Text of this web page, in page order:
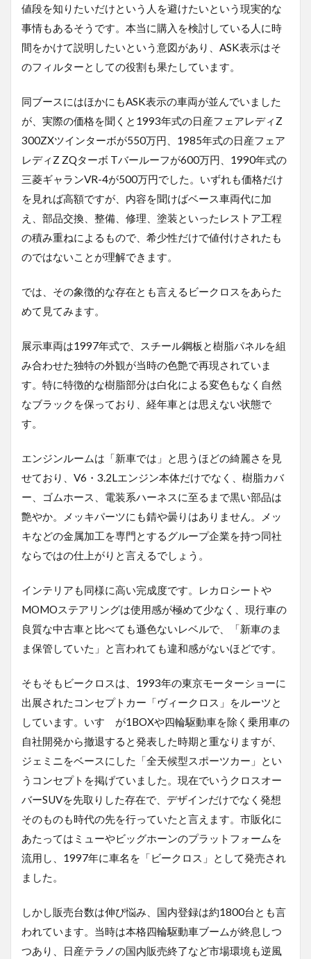
値段を知りたいだけという人を避けたいという現実的な
事情もあるそうです。本当に購入を検討している人に時
間をかけて説明したいという意図があり、 ASK表示はそ
のフィルターとしての役割も果たしています。
同ブースにはほかにもASK表示の車両が並んでいました
が、実際の価格を聞くと 1993年式の日産フェアレディ Z
300ZXツインターボが550万円、 1985年式の日産フェア
レディ Z ZQターボ Tバールーフが600万円、 1990年式の
三菱ギャランVR-4が500万円でした。いずれも価格だけ
を見れば高額ですが、内容を聞けばベース車両代に加
え、部品交換、整備、修理、塗装といったレストア工程
の積み重ねによるもので、希少性だけで値付けされたも
のではないことが理解できます。
では、その象徴的な存在とも言えるビークロスをあらた
めて見てみます。
展示車両は1997年式で、スチール鋼板と樹脂パネルを組
み合わせた独特の外観が当時の色艶で再現されていま
す。特に特徴的な樹脂部分は白化による変色もなく自然
なブラックを保っており、経年車とは思えない状態で
す。
エンジンルームは「新車では」と思うほどの綺麗さを見
せており、 V6 ・ 3.2Lエンジン本体だけでなく、樹脂カバ
ー、ゴムホース、電装系ハーネスに至るまで黒い部品は
艶やか。メッキパーツにも錆や曇りはありません。メッ
キなどの金属加工を専門とするグループ企業を持つ同社
ならではの仕上がりと言えるでしょう。
インテリアも同様に高い完成度です。レカロシートや
MOMOステアリングは使用感が極めて少なく、現行車の
良質な中古車と比べても遜色ないレベルで、「新車のま
ま保管していた」と言われても違和感がないほどです。
そもそもビークロスは、 1993年の東京モーターショーに
出展されたコンセプトカー「ヴィークロス」をルーツと
しています。いすゞが1BOXや四輪駆動車を除く乗用車の
自社開発から撤退すると発表した時期と重なりますが、
ジェミニをベースにした「全天候型スポーツカー」とい
うコンセプトを掲げていました。現在でいうクロスオー
バーSUVを先取りした存在で、デザインだけでなく発想
そのものも時代の先を行っていたと言えます。市販化に
あたってはミューやビッグホーンのプラットフォームを
流用し、 1997年に車名を「ビークロス」として発売され
ました。
しかし販売台数は伸び悩み、国内登録は約1800台とも言
われています。当時は本格四輪駆動車ブームが終息しつ
つあり、日産テラノの国内販売終了など市場環境も逆風